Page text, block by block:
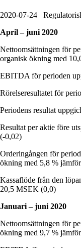
2020-07-24
April – juni 2020
Nettoomsättningen för
organisk ökning med
EBITDA för perioden
Rörelseresultatet för
Periodens resultat
Resultat per aktie före
(-0,02)
Orderingången för
ökning med 5,8 %
Kassaflöde från den
20,5 MSEK (0,0)
Januari – juni 2020
Nettoomsättningen för
ökning med 9,7 %